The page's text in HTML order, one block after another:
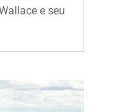
e seu